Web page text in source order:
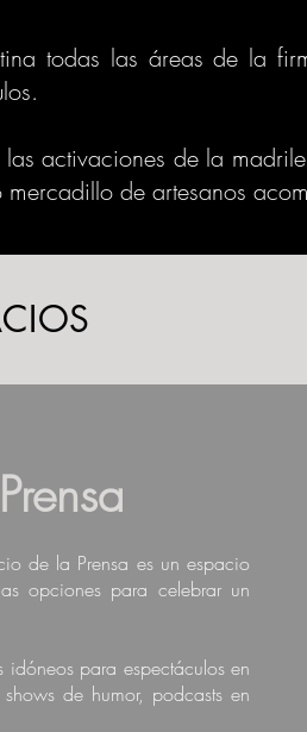
todas las áreas de la
activaciones de la
de artesanos
de la Prensa es un espacio
opciones para celebrar un
idóneos para espectáculos en
de humor, podcasts en